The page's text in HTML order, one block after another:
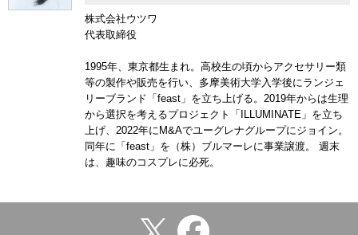
株式会社ウツワ
代表取締役
1995年、東京都生まれ。高校生の頃からアクセサリー類
等の製作や販売を行い、多摩美術大学入学後にランジェ
リーブランド「feast」を立ち上げる。2019年からは生理
から選択を考えるプロジェクト「ILLUMINATE」を立ち
上げ、2022年にM&Aでユーグレナグループにジョイン。
同年に「feast」を（株）ブルマーレに事業譲渡。 週末
は、趣味のコスプレに必死。